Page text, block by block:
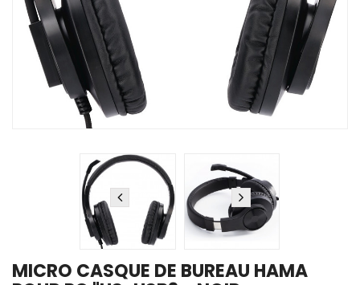
MICRO CASQUE DE BUREAU HAMA